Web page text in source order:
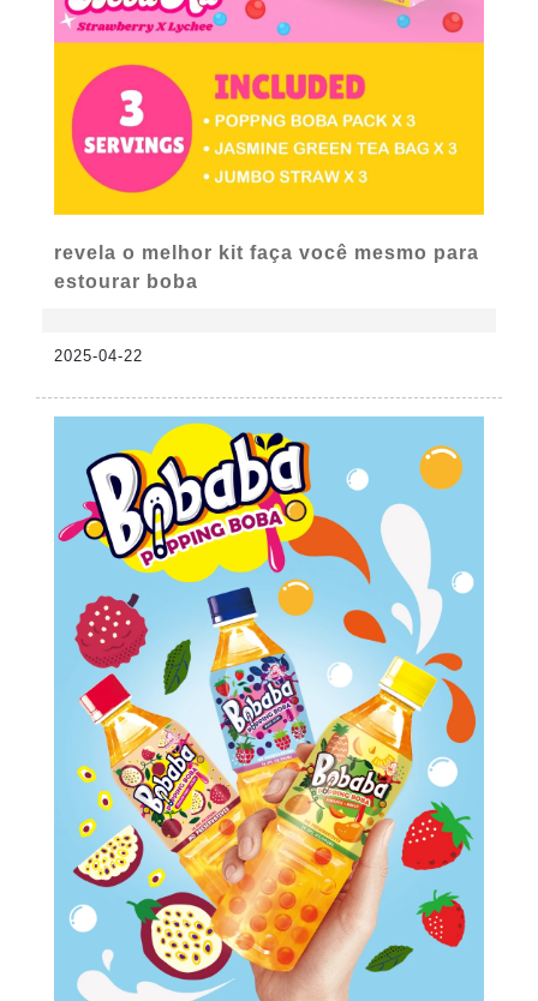
revela o melhor kit faça você mesmo para
estourar boba
2025-04-22